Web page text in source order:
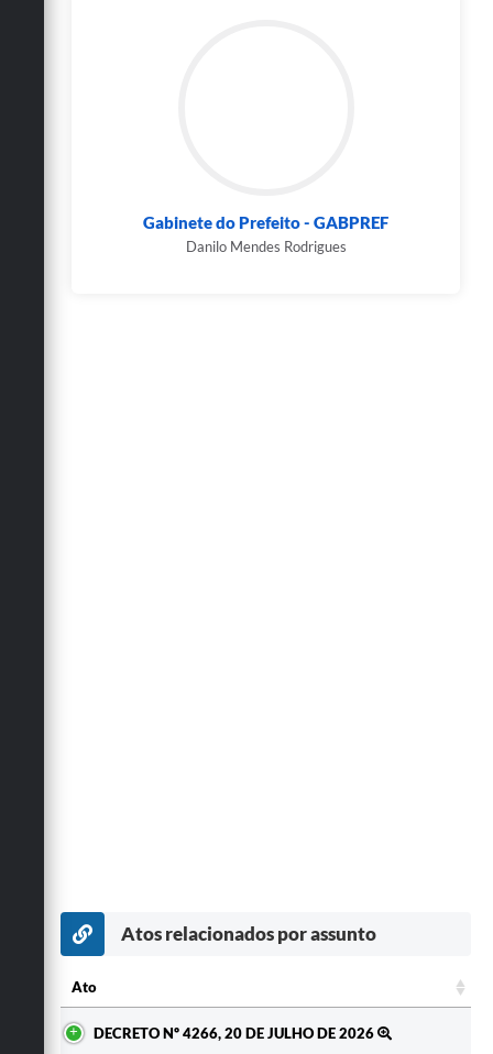
Gabinete do Prefeito - GABPREF
Danilo Mendes Rodrigues
Atos relacionados por assunto
Ato
DECRETO Nº 4266, 20 DE JULHO DE 2026